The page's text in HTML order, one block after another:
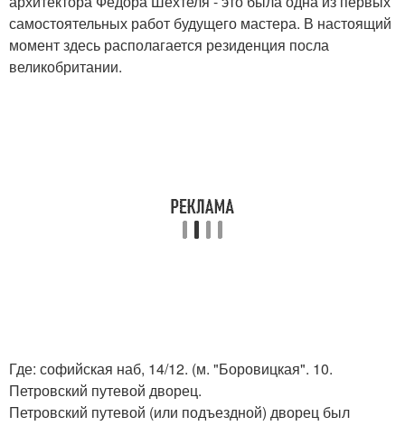
самостоятельных работ будущего мастера. В настоящий
момент здесь располагается резиденция посла
великобритании.
Где: софийская наб, 14/12. (м. "Боровицкая". 10.
Петровский путевой дворец.
Петровский путевой (или подъездной) дворец был